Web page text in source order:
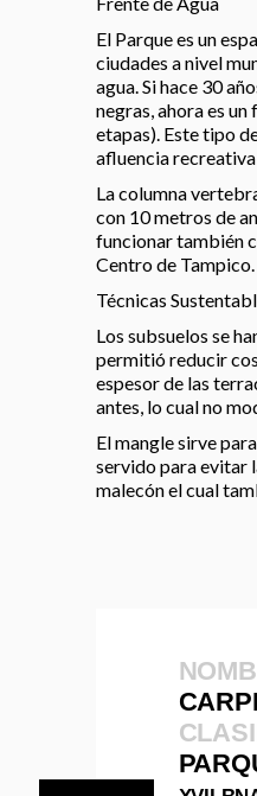
El Parque es un
ciudades a nivel
agua. Si hace 30
negras, ahora es
etapas). Este tipo
afluencia
La columna
con 10 metros de
funcionar también
Centro de Tampico.
Técnicas
Los subsuelos se
permitió reducir
espesor de las
antes, lo cual no
El mangle sirve
servido para evitar
malecón el cual